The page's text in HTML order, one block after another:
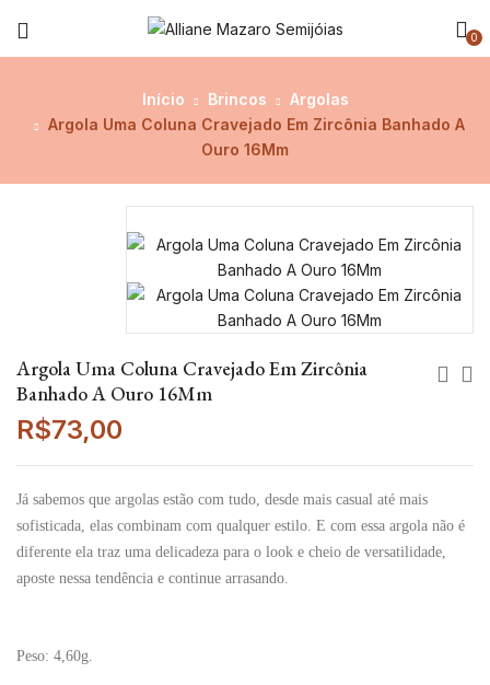
0
Início Brincos
Argolas
Argola Uma Coluna Cravejado Em Zircônia Banhado A
Ouro 16Mm
Argola Uma Coluna Cravejado Em Zircônia
Banhado A Ouro 16Mm
R$73,00
Já sabemos que argolas estão com tudo, desde mais casual até mais
sofisticada, elas combinam com qualquer estilo. E com essa argola não é
diferente ela traz uma delicadeza para o look e cheio de versatilidade,
aposte nessa tendência e continue arrasando.
Peso: 4,60g.